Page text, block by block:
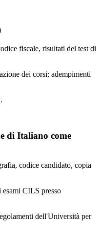
fiscale, risultati del test di
dei corsi; adempimenti
di Italiano come
codice candidato, copia
esami CILS presso
dell'Università per